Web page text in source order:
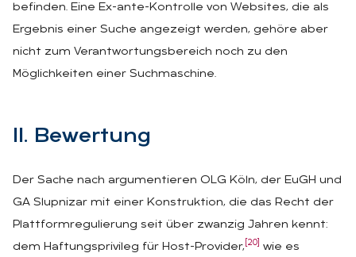
befinden. Eine Ex-ante-Kontrolle von Websites, die als
Ergebnis einer Suche angezeigt werden, gehöre aber
nicht zum Verantwortungsbereich noch zu den
Möglichkeiten einer Suchmaschine.
II. Be­wer­tung
Der Sache nach argumentieren OLG Köln, der EuGH und
GA Slupnizar mit einer Konstruktion, die das Recht der
Plattformregulierung seit über zwanzig Jahren kennt:
dem Haftungsprivileg für Host-Provider, [20]
wie es